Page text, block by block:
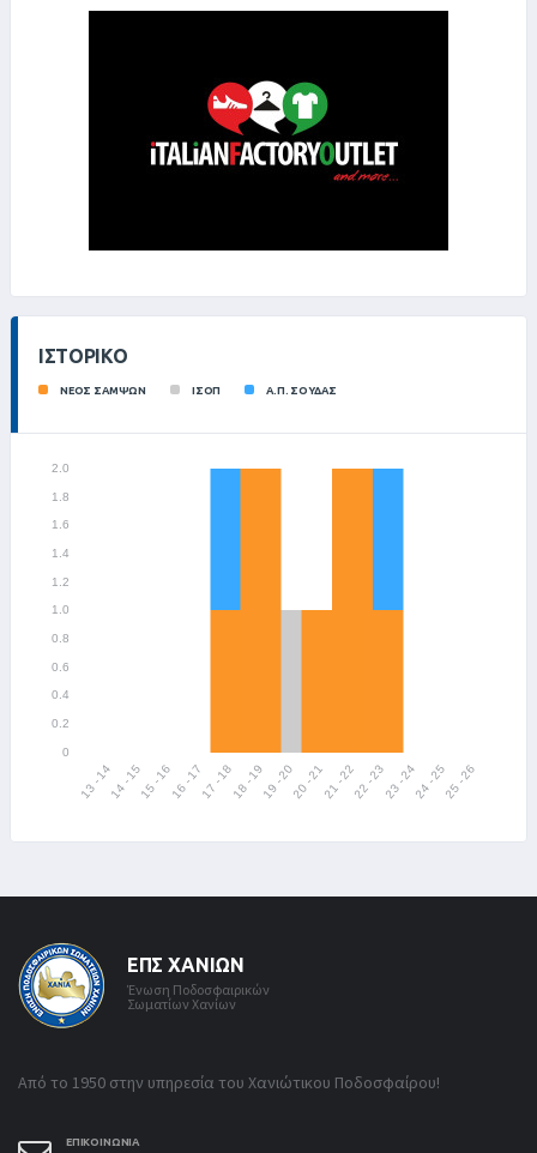
ΙΣΤΟΡΙΚΌ
ΝΕΟΣ ΣΑΜΨΩΝ ΙΣΟΠ Α.Π. ΣΟΥΔΑΣ
ΕΠΣ ΧΑΝΊΩΝ
Ένωση Ποδοσφαιρικών
Σωματίων Χανίων
Από το 1950 στην υπηρεσία του Χανιώτικου Ποδοσφαίρου!
ΕΠΙΚΟΙΝΩΝΊΑ